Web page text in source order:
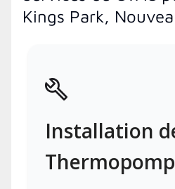
Kings Park,
Installation